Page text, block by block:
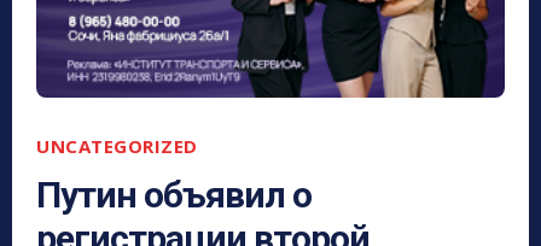
UNCATEGORIZED
Путин объявил о